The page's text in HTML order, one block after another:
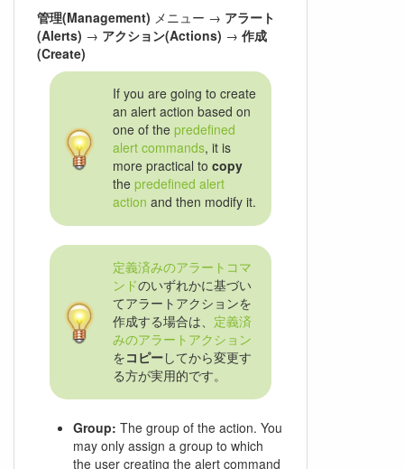
管理(Management) メニュー → アラート
(Alerts) → アクション(Actions) → 作成
(Create)
If you are going to create
an alert action based on
one of the predefined
alert commands, it is
more practical to copy
the predefined alert
action and then modify it.
定義済みのアラートコマ
ンドのいずれかに基づい
てアラートアクションを
作成する場合は、 定義済
みのアラートアクション
をコピーしてから変更す
る方が実用的です。
Group: The group of the action. You
may only assign a group to which
the user creating the alert command